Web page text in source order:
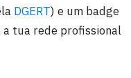
DGERT) e um badge
tua rede profissional